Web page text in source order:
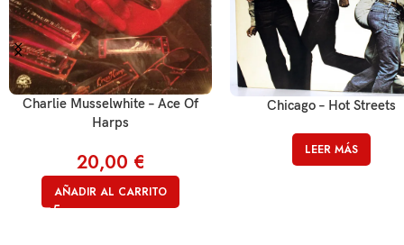
Charlie Musselwhite – Ace Of
Harps
20,00 €
AÑADIR AL CARRITO
Chicago – Hot Streets
LEER MÁS